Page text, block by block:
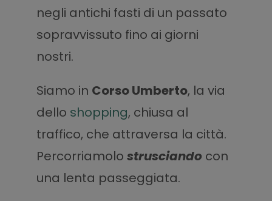
negli antichi fasti di un passato
sopravvissuto fino ai giorni
nostri.
Siamo in Corso Umberto, la via
dello shopping, chiusa al
traffico, che attraversa la città.
Percorriamolo strusciando con
una lenta passeggiata.